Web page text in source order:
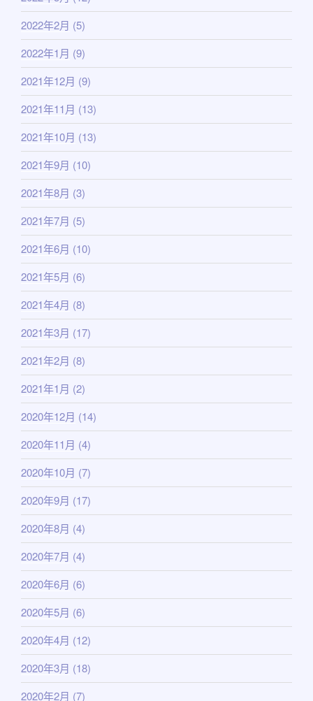
2022年2月 (5)
2022年1月 (9)
2021年12月 (9)
2021年11月 (13)
2021年10月 (13)
2021年9月 (10)
2021年8月 (3)
2021年7月 (5)
2021年6月 (10)
2021年5月 (6)
2021年4月 (8)
2021年3月 (17)
2021年2月 (8)
2021年1月 (2)
2020年12月 (14)
2020年11月 (4)
2020年10月 (7)
2020年9月 (17)
2020年8月 (4)
2020年7月 (4)
2020年6月 (6)
2020年5月 (6)
2020年4月 (12)
2020年3月 (18)
2020年2月 (7)